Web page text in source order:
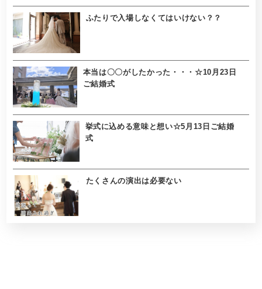
ふたりで入場しなくてはいけない？？
本当は〇〇がしたかった・・・☆10月23日
ご結婚式
挙式に込める意味と想い☆5月13日ご結婚
式
たくさんの演出は必要ない